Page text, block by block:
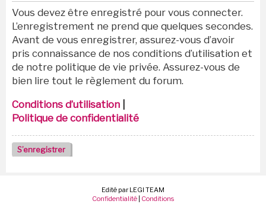
Vous devez être enregistré pour vous connecter.
L’enregistrement ne prend que quelques secondes.
Avant de vous enregistrer, assurez-vous d’avoir
pris connaissance de nos conditions d’utilisation et
de notre politique de vie privée. Assurez-vous de
bien lire tout le règlement du forum.
Conditions d’utilisation
Politique de confidentialité
S’enregistrer
Edité par LEGI TEAM
Confidentialité Conditions